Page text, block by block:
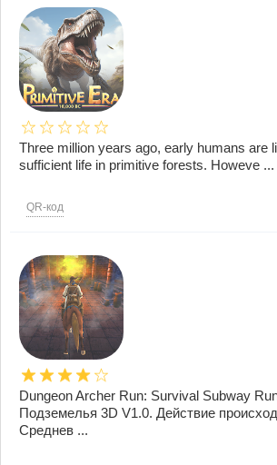
Three million years ago, early humans are
sufficient life in primitive forests. Howeve ...
QR-код
Dungeon Archer Run: Survival Subway
Подземелья 3D V1.0. Действие
Среднев ...